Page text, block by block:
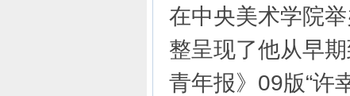
在中央美术学院
整呈现了他从早
青年报》09版“许